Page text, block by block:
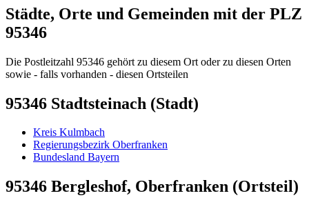
Städte, Orte und Gemeinden mit der PLZ
95346
Die Postleitzahl 95346 gehört zu diesem Ort oder zu diesen Orten
sowie - falls vorhanden - diesen Ortsteilen
95346 Stadtsteinach (Stadt)
Kreis Kulmbach
Regierungsbezirk Oberfranken
Bundesland Bayern
95346 Bergleshof, Oberfranken (Ortsteil)